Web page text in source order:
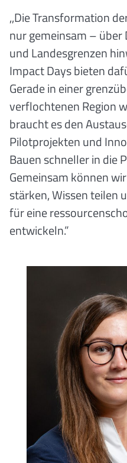
,,Die Transformation
nur gemeinsam –
und Landesgrenzen
Impact Days bieten
Gerade in einer
verflochtenen Region
braucht es den
Pilotprojekten und
Bauen schneller in die
Gemeinsam können
stärken, Wissen teilen
für eine
entwickeln.”